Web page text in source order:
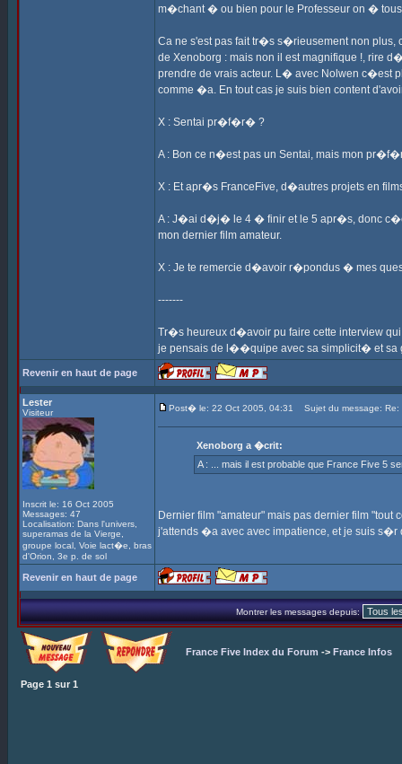
m�chant � ou bien pour le Professeur on �
Ca ne s'est pas fait tr�s s�rieusement non plus,
de Xenoborg : mais non il est magnifique !, rire
prendre de vrais acteur. L� avec Nolwen c�est
comme �a. En tout cas je suis bien content
X : Sentai pr�f�r� ?
A : Bon ce n�est pas un Sentai, mais mon
X : Et apr�s FranceFive, d�autres projets en
A : J�ai d�j� le 4 � finir et le 5 apr�s, donc
mon dernier film amateur.
X : Je te remercie d�avoir r�pondus � mes
-------
Tr�s heureux d�avoir pu faire cette interview
je pensais de l��quipe avec sa simplicit� et
Revenir en haut de page
Lester
Visiteur
Inscrit le: 16 Oct 2005
Messages: 47
Localisation: Dans l'univers,
superamas de la Vierge,
groupe local, Voie lact�e, bras
d'Orion, 3e p. de sol
Post� le: 22 Oct 2005, 04:31 Sujet du message: Re:
Xenoborg a �crit:
A : ... mais il est probable que France Five 5
Dernier film "amateur" mais pas dernier film "tout
j'attends �a avec avec impatience, et je suis
Revenir en haut de page
Montrer les messages depuis:
France Five Index du Forum -> France Infos
Page 1 sur 1